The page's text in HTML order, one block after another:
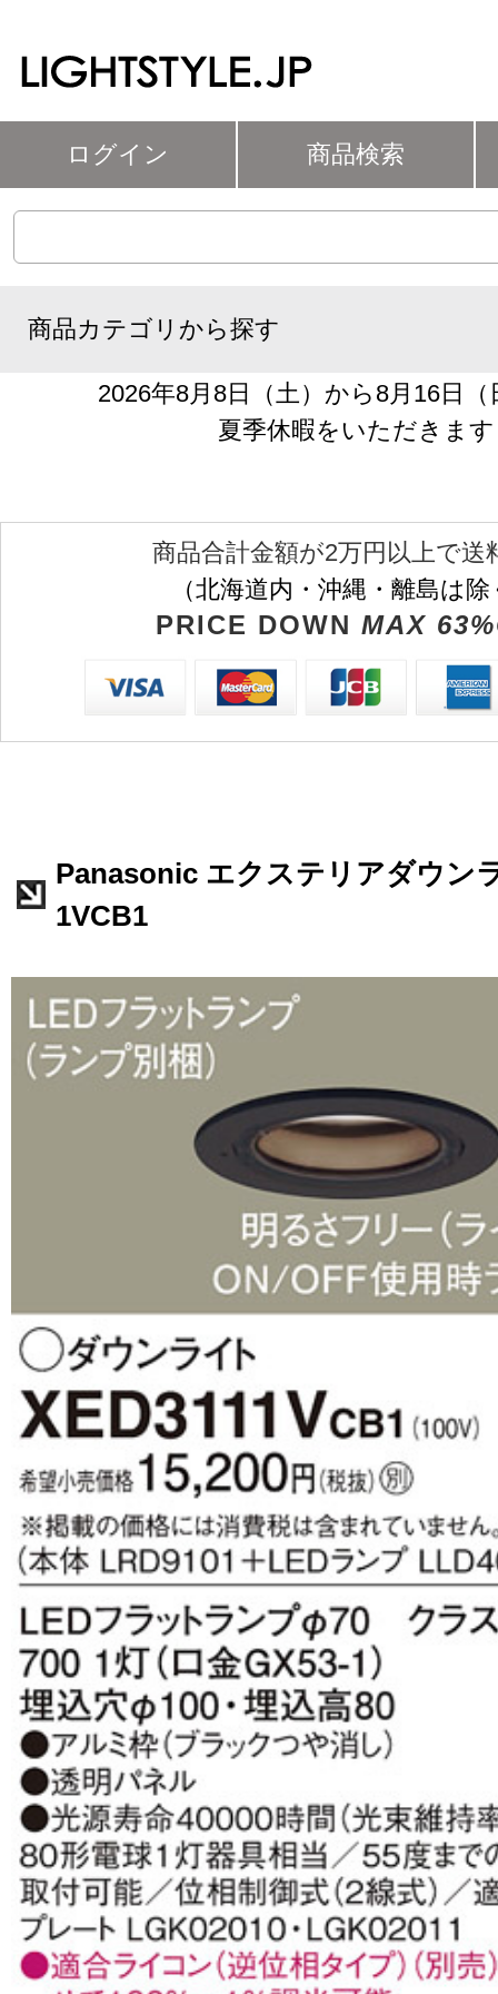
ログイン 商品検索
商品カテゴリから探す
2026年8月8日（土）から8月16日
夏季休暇をいただきます
商品合計金額が2万円以上で送
（北海道内・沖縄・離島は
PRICE DOWN MAX
Panasonic エクステリアダウン
1VCB1